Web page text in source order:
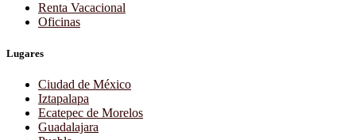
Renta Vacacional
Oficinas
Lugares
Ciudad de México
Iztapalapa
Ecatepec de Morelos
Guadalajara